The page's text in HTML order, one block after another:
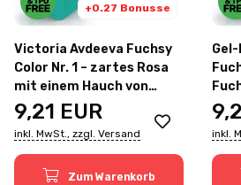
+0.27 Bonusse
Victoria Avdeeva Fuchsy
Color Nr. 1 – zartes Rosa
mit einem Hauch von
Lavendel. 12ml
9,21 EUR
inkl. MwSt., zzgl. Versand
Zum Warenkorb
von
inkl.